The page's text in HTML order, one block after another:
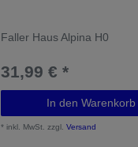
Faller Haus Alpina H0
31,99 € *
In den Warenkorb
*inkl. MwSt. zzgl.Versand